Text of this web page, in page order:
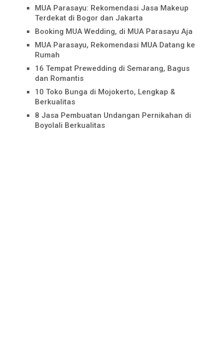
MUA Parasayu: Rekomendasi Jasa Makeup
Terdekat di Bogor dan Jakarta
Booking MUA Wedding, di MUA Parasayu Aja
MUA Parasayu, Rekomendasi MUA Datang ke
Rumah
16 Tempat Prewedding di Semarang, Bagus
dan Romantis
10 Toko Bunga di Mojokerto, Lengkap &
Berkualitas
8 Jasa Pembuatan Undangan Pernikahan di
Boyolali Berkualitas